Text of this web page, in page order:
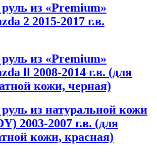
из «Premium»
2 2015-2017 г.в.
из «Premium»
ll 2008-2014 г.в. (для
кожи, черная)
из натуральной кожи
2003-2007 г.в. (для
кожи, красная)